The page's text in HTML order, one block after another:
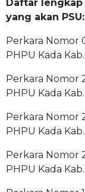
Daftar
yang akan PSU:
Perkara Nomor
PHPU Kada
Perkara Nomor
PHPU Kada
Perkara Nomor
PHPU Kada
Perkara Nomor
PHPU Kada